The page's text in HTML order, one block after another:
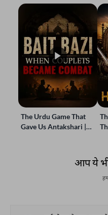
The Urdu Game That
Gave Us Antakshari |
आप ये